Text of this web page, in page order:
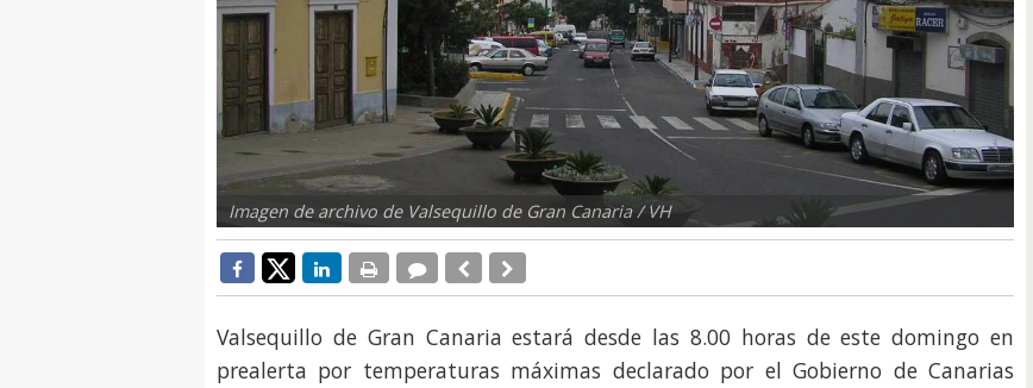
Imagen de archivo de Valsequillo de Gran Canaria / VH
Valsequillo de Gran Canaria estará desde las 8.00 horas de este domingo en
prealerta por temperaturas máximas declarado por el Gobierno de Canarias